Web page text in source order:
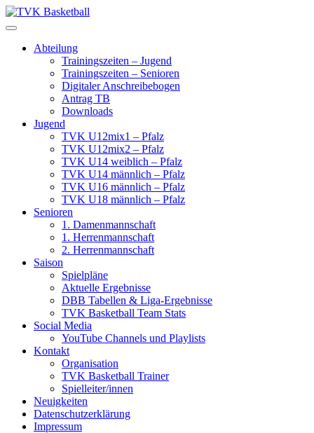
Skip
to
Abteilung
Trainingszeiten – Jugend
Trainingszeiten – Senioren
Digitaler Anschreibebogen
Antrag TB
Downloads
Jugend
TVK U12mix1 – Pfalz
TVK U12mix2 – Pfalz
TVK U14 weiblich – Pfalz
TVK U14 männlich – Pfalz
TVK U16 männlich – Pfalz
TVK U18 männlich – Pfalz
Senioren
1. Damenmannschaft
1. Herrenmannschaft
2. Herrenmannschaft
Saison
Spielpläne
Aktuelle Ergebnisse
DBB Tabellen & Liga-Ergebnisse
TVK Basketball Team Stats
Social Media
YouTube Channels und Playlists
Kontakt
Organisation
TVK Basketball Trainer
Spielleiter/innen
Neuigkeiten
Datenschutzerklärung
Impressum